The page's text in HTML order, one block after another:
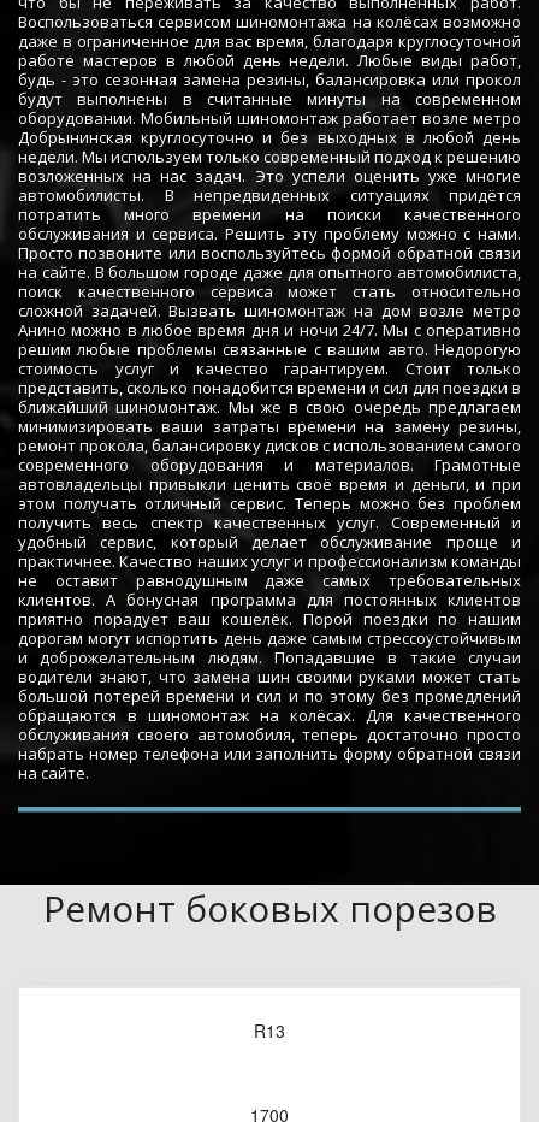
Воспользоваться сервисом шиномонтажа на колёсах возможно
даже в ограниченное для вас время, благодаря круглосуточной
работе мастеров в любой день недели. Любые виды работ,
будь - это сезонная замена резины, балансировка или прокол
будут выполнены в считанные минуты на современном
оборудовании. Мобильный шиномонтаж работает возле метро
Добрынинская круглосуточно и без выходных в любой день
недели. Мы используем только современный подход к решению
возложенных на нас задач. Это успели оценить уже многие
автомобилисты. В непредвиденных ситуациях придётся
потратить много времени на поиски качественного
обслуживания и сервиса. Решить эту проблему можно с нами.
Просто позвоните или воспользуйтесь формой обратной связи
на сайте. В большом городе даже для опытного автомобилиста,
поиск качественного сервиса может стать относительно
сложной задачей. Вызвать шиномонтаж на дом возле метро
Анино можно в любое время дня и ночи 24/7. Мы с оперативно
решим любые проблемы связанные с вашим авто. Недорогую
стоимость услуг и качество гарантируем. Стоит только
представить, сколько понадобится времени и сил для поездки в
ближайший шиномонтаж. Мы же в свою очередь предлагаем
минимизировать ваши затраты времени на замену резины,
ремонт прокола, балансировку дисков с использованием самого
современного оборудования и материалов. Грамотные
автовладельцы привыкли ценить своё время и деньги, и при
этом получать отличный сервис. Теперь можно без проблем
получить весь спектр качественных услуг. Современный и
удобный сервис, который делает обслуживание проще и
практичнее. Качество наших услуг и профессионализм команды
не оставит равнодушным даже самых требовательных
клиентов. А бонусная программа для постоянных клиентов
приятно порадует ваш кошелёк. Порой поездки по нашим
дорогам могут испортить день даже самым стрессоустойчивым
и доброжелательным людям. Попадавшие в такие случаи
водители знают, что замена шин своими руками может стать
большой потерей времени и сил и по этому без промедлений
обращаются в шиномонтаж на колёсах. Для качественного
обслуживания своего автомобиля, теперь достаточно просто
набрать номер телефона или заполнить форму обратной связи
на сайте.
Ремонт боковых порезов
R13
1700